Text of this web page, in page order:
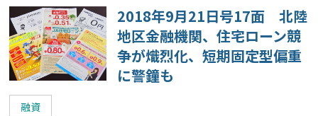
2018年9月21日号17面 北陸
地区金融機関、住宅ローン競
争が熾烈化、短期固定型偏重
に警鐘も
融資